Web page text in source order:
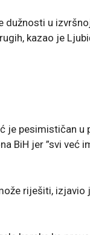
u
kazao je
je pesimističan
BiH jer ”svi već
riješiti, izjavio